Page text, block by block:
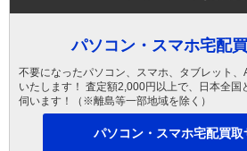
パソコン・スマホ宅配
不要になったパソコン、スマホ、タブレット
いたします！ 査定額2,000円以上で、日本全国
伺います！（※離島等一部地域を除く）
パソコン・スマホ宅配買取